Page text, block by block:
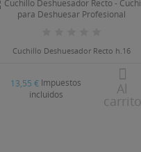
Cuchillo Deshuesador Recto h.16
13,55 € Impuestos
incluidos
Al
carrito